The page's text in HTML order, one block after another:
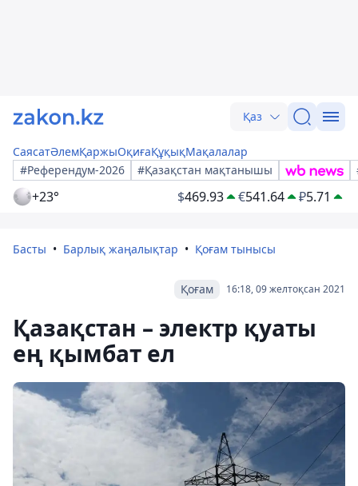
Қаз
СаясатӘлемҚаржыОқиғаҚұқықМақалалар
#Референдум-2026
#Қазақстан мақтанышы
+23° $469.93 €541.64 ₽5.71
Басты Барлық жаңалықтар Қоғам тынысы
16:18, 09 желтоқсан 2021
Қоғам
Қазақстан – электр қуаты
ең қымбат ел